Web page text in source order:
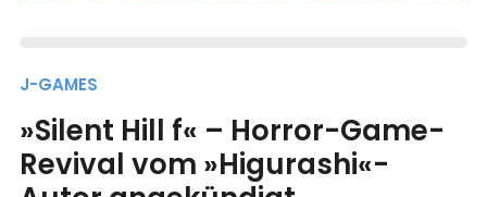
J-GAMES
»Silent Hill f« – Horror-Game-
Revival vom »Higurashi«-